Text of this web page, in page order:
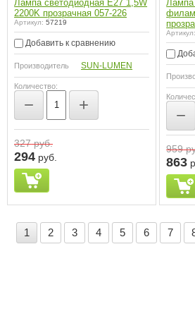
Лампа светодиодная E27 1,5W
2200K прозрачная 057-226
Артикул: 57219
Добавить к сравнению
Производитель SUN-LUMEN
Количество:
− +
327руб.
294 руб.
Лампа
Артикул:
−
959
863
1 2 3 4 5 6 7